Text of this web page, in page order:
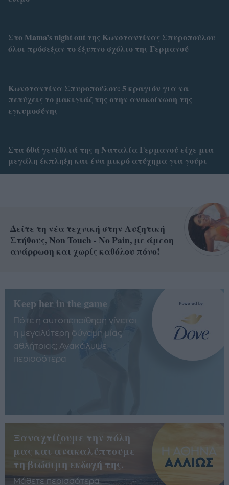
Στο Mama’s night out της Κωνσταντίνας Σπυροπούλου
όλοι πρόσεξαν το έξυπνο σχόλιο της Γερμανού
Κωνσταντίνα Σπυροπούλου: 5 κραγιόν για να
πετύχεις το μακιγιάζ της στην ανακοίνωση της
εγκυμοσύνης
Στα 60ά γενέθλιά της η Ναταλία Γερμανού είχε μια
μεγάλη έκπληξη και ένα μικρό ατύχημα για γούρι
Δείτε τη νέα τεχνική στην Αυξητική
Στήθους, Non Touch - No Pain, με άμεση
ανάρρωση και χωρίς καθόλου πόνο!
Keep her in the game
Πότε η αυτοπεποίθηση γίνεται
η μεγαλύτερη δύναμη μίας
αθλήτριας; Ανακάλυψε
περισσότερα
Ξαναχτίζουμε την πόλη
μας και ανακαλύπτουμε
τη βιώσιμη εκδοχή της.
Μάθετε περισσότερα